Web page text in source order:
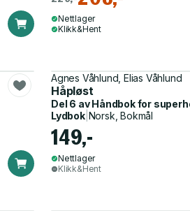
Nettlager
Klikk&Hent
Agnes Våhlund, Elias Våhlund
Håpløst
Del 6 avHåndbok for
Lydbok| Norsk, Bokmål
149,-
Nettlager
Klikk&Hent